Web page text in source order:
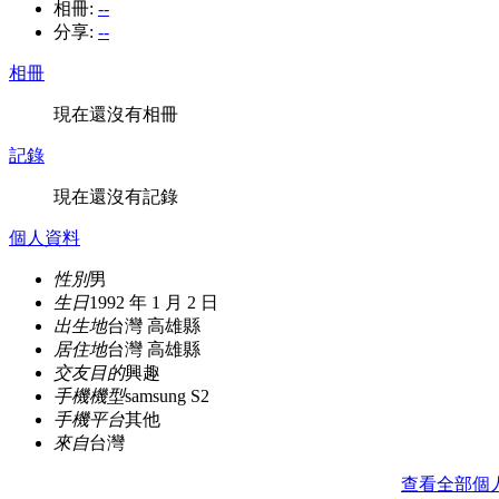
相冊: --
分享: --
相冊
現在還沒有相冊
記錄
現在還沒有記錄
個人資料
性別男
生日1992 年 1 月 2 日
出生地台灣 高雄縣
居住地台灣 高雄縣
交友目的興趣
手機機型samsung S2
手機平台其他
來自台灣
查看全部個